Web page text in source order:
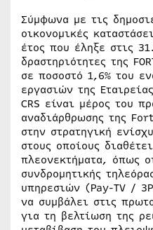
Σύμφωνα με τις
οικονομικές
έτος που έληξε στις
δραστηριότητες της
σε ποσοστό 1,6% του
εργασιών της
CRS είναι μέρος του
αναδιάρθρωσης της
στην στρατηγική
στους οποίους
πλεονεκτήματα, όπως
συνδρομητικής
υπηρεσιών (Pay-TV /
να συμβάλει στις
για τη βελτίωση της